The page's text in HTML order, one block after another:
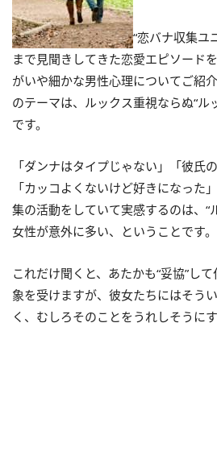
“恋バナ収集ユ
まで見聞きしてきた恋愛エピソード
がいや細かな男性心理についてご紹
のテーマは、ルックス重視ならぬ“ル
です。
「ダンナはタイプじゃない」「彼氏
「カッコよくないけど好きになっ
集の活動をしていて実感するのは、“
女性が意外に多い、ということです。
これだけ聞くと、あたかも“妥協”し
象を受けますが、彼女たちにはそう
く、むしろそのことをうれしそうにす